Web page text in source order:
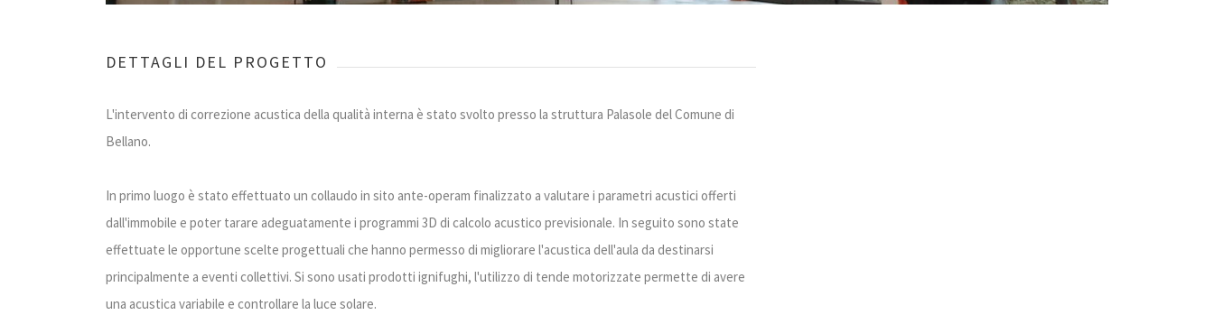
DETTAGLI DEL PROGETTO
L'intervento di correzione acustica della qualità interna è stato svolto presso la struttura Palasole del Comune di
Bellano.
In primo luogo è stato effettuato un collaudo in sito ante-operam finalizzato a valutare i parametri acustici offerti
dall'immobile e poter tarare adeguatamente i programmi 3D di calcolo acustico previsionale. In seguito sono state
effettuate le opportune scelte progettuali che hanno permesso di migliorare l'acustica dell'aula da destinarsi
principalmente a eventi collettivi. Si sono usati prodotti ignifughi, l'utilizzo di tende motorizzate permette di avere
una acustica variabile e controllare la luce solare.